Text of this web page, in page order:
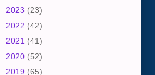
2023 (23)
2022 (42)
2021 (41)
2020 (52)
2019 (65)